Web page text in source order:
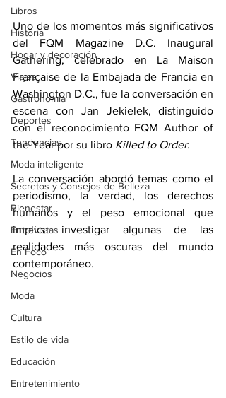
Libros
Historia
Hogar y decoración
Viajes
Gastronomía
Deportes
Tendencias
Moda inteligente
Secretos y Consejos de Belleza
Bienestar
Entrevistas
En Foco
Negocios
Moda
Cultura
Estilo de vida
Educación
Entretenimiento
Uno de los momentos más significativos
del FQM Magazine D.C. Inaugural
Gathering, celebrado en La Maison
Française de la Embajada de Francia en
Washington D.C., fue la conversación en
escena con Jan Jekielek, distinguido
con el reconocimiento FQM Author of
the Year por su libro Killed to Order.
La conversación abordó temas como el
periodismo, la verdad, los derechos
humanos y el peso emocional que
implica investigar algunas de las
realidades más oscuras del mundo
contemporáneo.